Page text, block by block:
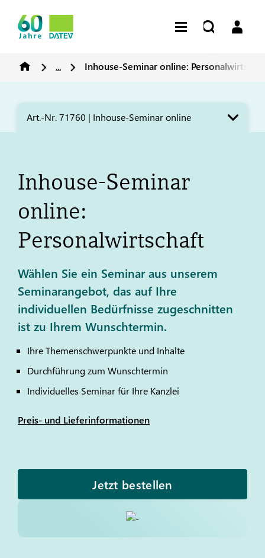
... Inhouse-Seminar online:
Art.-Nr. 71760 | Inhouse-Seminar online
Inhouse-Seminar
online:
Personalwirtschaft
Wählen Sie ein Seminar aus unserem
Seminarangebot, das auf Ihre
individuellen Bedürfnisse zugeschnitten
ist zu Ihrem Wunschtermin.
Ihre Themenschwerpunkte und Inhalte
Durchführung zum Wunschtermin
Individuelles Seminar für Ihre Kanzlei
Preis- und Lieferinformationen
Jetzt bestellen